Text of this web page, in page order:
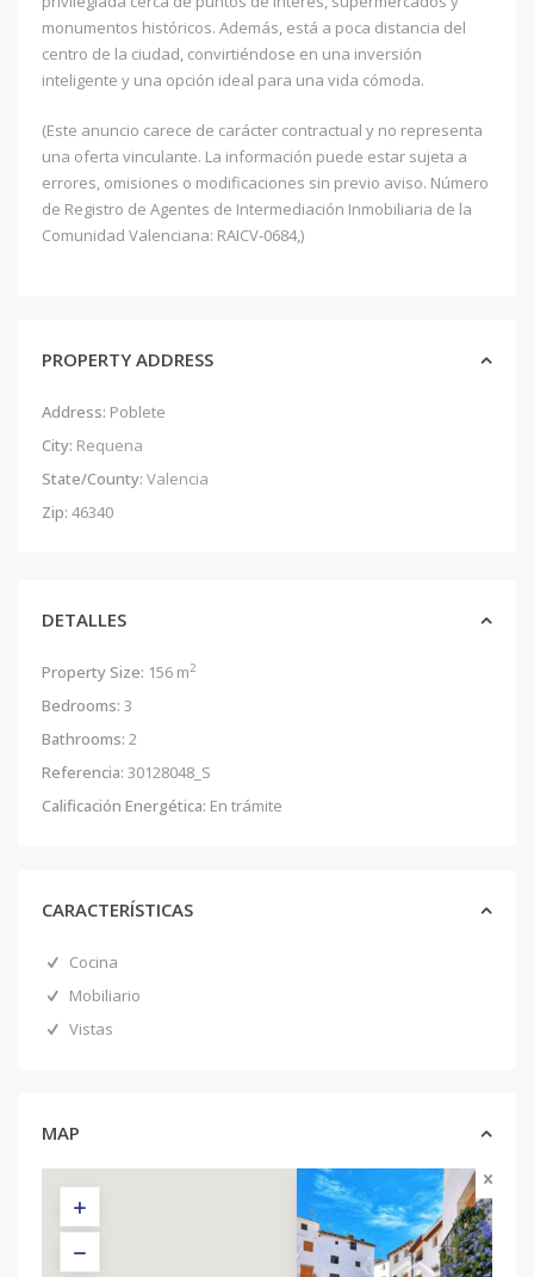
monumentos históricos. Además, está a poca distancia del
centro de la ciudad, convirtiéndose en una inversión
inteligente y una opción ideal para una vida cómoda.
(Este anuncio carece de carácter contractual y no representa
una oferta vinculante. La información puede estar sujeta a
errores, omisiones o modificaciones sin previo aviso. Número
de Registro de Agentes de Intermediación Inmobiliaria de la
Comunidad Valenciana: RAICV-0684,)
PROPERTY ADDRESS
Address: Poblete
City: Requena
State/County: Valencia
Zip: 46340
DETALLES
Property Size: 156 m2
Bedrooms: 3
Bathrooms: 2
Referencia: 30128048_S
Calificación Energética: En trámite
CARACTERÍSTICAS
Cocina
Mobiliario
Vistas
MAP